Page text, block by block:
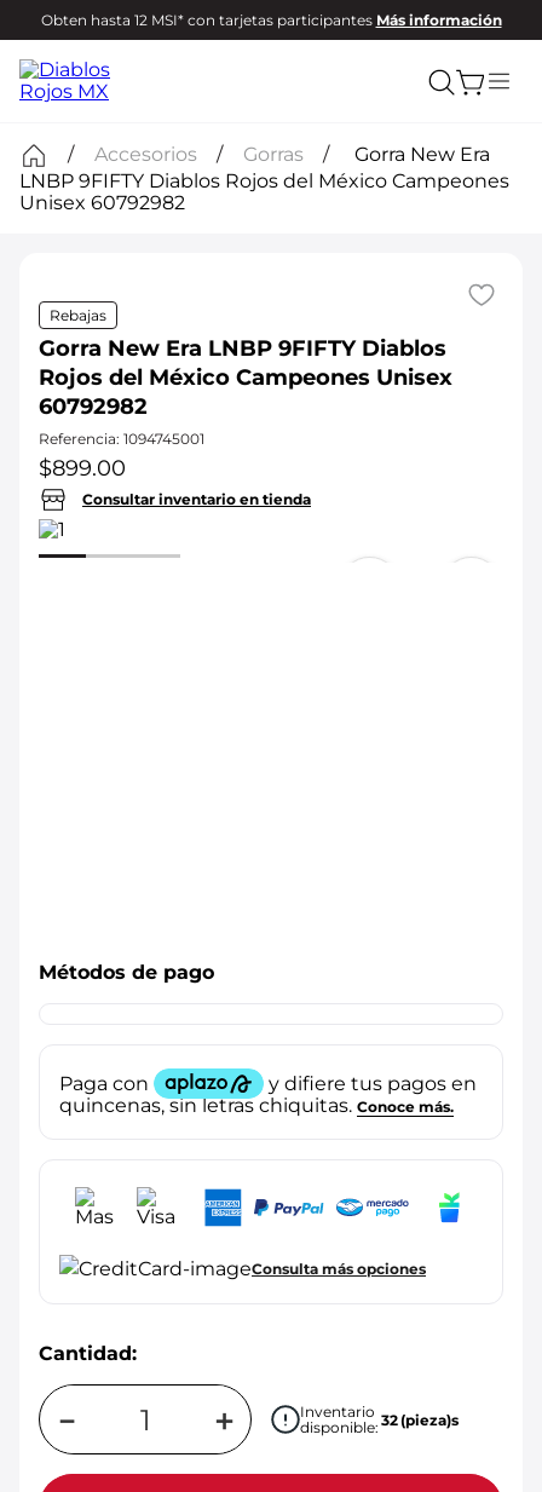
Obten hasta 12 MSI* con tarjetas participantes Más información
Accesorios Gorras
Gorra New Era
LNBP 9FIFTY Diablos Rojos del México Campeones
Unisex 60792982
Rebajas
Gorra New Era LNBP 9FIFTY Diablos
Rojos del México Campeones Unisex
60792982
Referencia: 1094745001
$899.00
Consultar inventario en tienda
Métodos de pago
Consulta más opciones
Cantidad:
＋
－
Inventario
disponible: 32(pieza)s